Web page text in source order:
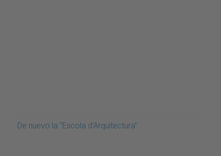
De nuevo la “Escola d’Arquitectura”